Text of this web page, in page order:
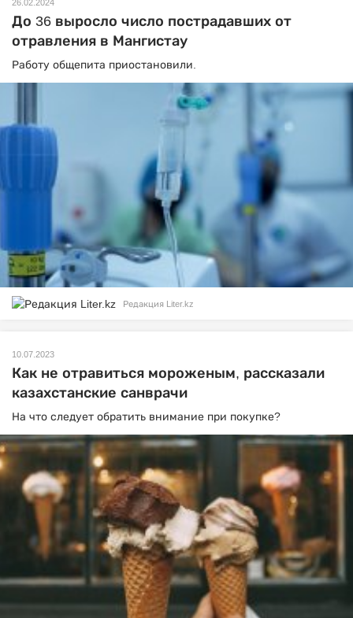
26.02.2024
До 36 выросло число пострадавших от
отравления в Мангистау
Работу общепита приостановили.
Редакция Liter.kz
10.07.2023
Как не отравиться мороженым, рассказали
казахстанские санврачи
На что следует обратить внимание при покупке?